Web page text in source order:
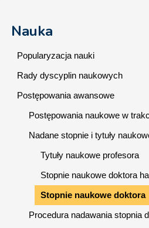
Nauka
Popularyzacja nauki
Rady dyscyplin naukowych
Postępowania awansowe
Postępowania naukowe w
Nadane stopnie i tytuły
Tytuły naukowe profesora
Stopnie naukowe doktora
Stopnie naukowe doktora
Procedura nadawania stopnia